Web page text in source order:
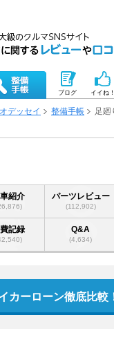
ブログ イイね！
オデッセイ 整備手帳 足廻
紹介 パーツレビュー
(112,902)
記録 Q&A
(4,634)
カーローン徹底比較